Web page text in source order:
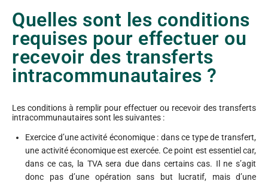
Quelles sont les conditions
requises pour effectuer ou
recevoir des transferts
intracommunautaires ?
Les conditions à remplir pour effectuer ou recevoir des transferts
intracommunautaires sont les suivantes :
Exercice d’une activité économique : dans ce type de transfert,
une activité économique est exercée. Ce point est essentiel car,
dans ce cas, la TVA sera due dans certains cas. Il ne s’agit
donc pas d’une opération sans but lucratif, mais d’une